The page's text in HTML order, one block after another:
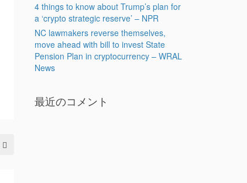
4 things to know about Trump’s plan for
a ‘crypto strategic reserve’ – NPR
NC lawmakers reverse themselves,
move ahead with bill to invest State
Pension Plan in cryptocurrency – WRAL
News
最近のコメント